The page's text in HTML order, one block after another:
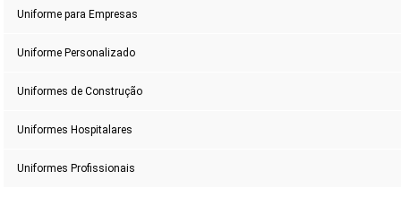
Uniforme para Empresas
Uniforme Personalizado
Uniformes de Construção
Uniformes Hospitalares
Uniformes Profissionais